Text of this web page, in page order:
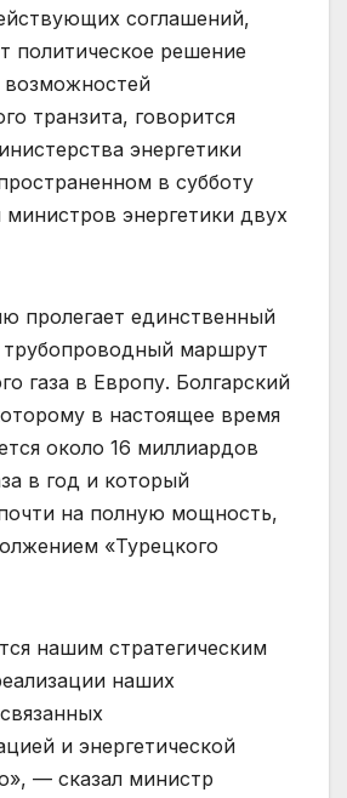
соглашений,
политическое решение
транзита, говорится
энергетики
в субботу
министров энергетики двух
пролегает единственный
маршрут
газа в Европу. Болгарский
в настоящее время
около 16 миллиардов
в год и который
на полную мощность,
«Турецкого
нашим стратегическим
наших
и энергетической
— сказал министр